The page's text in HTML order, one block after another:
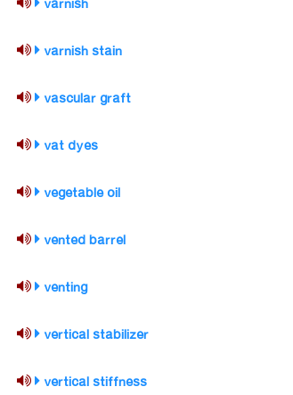
varnish stain
vascular graft
vat dyes
vegetable oil
vented barrel
venting
vertical stabilizer
vertical stiffness